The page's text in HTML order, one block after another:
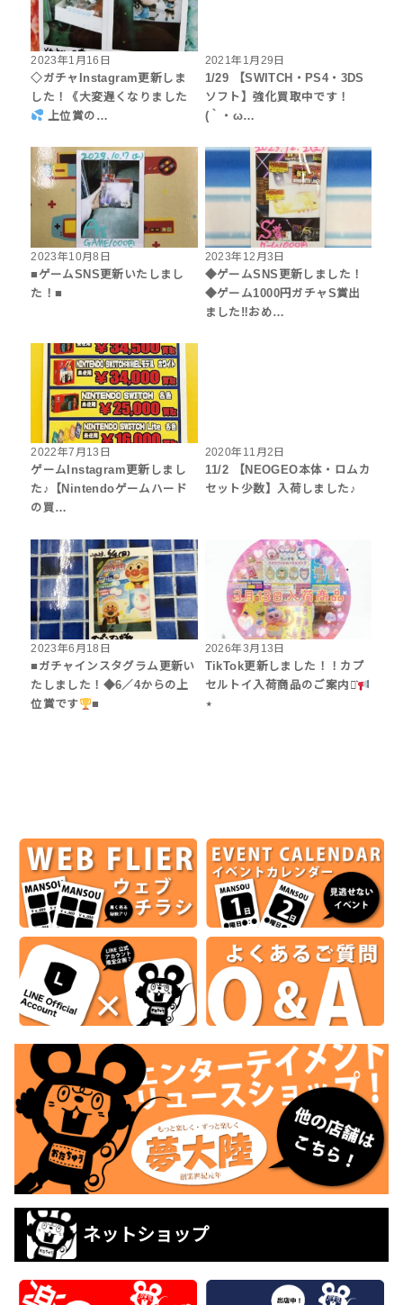
2023年1月16日
◇ガチャInstagram更新しま
した！《大変遅くなりました
上位賞の…
2021年1月29日
1/29 【SWITCH・PS4・3DS
ソフト】強化買取中です！
(｀・ω…
2023年10月8日
■ゲームSNS更新いたしまし
た！■
2023年12月3日
◆ゲームSNS更新しました！
◆ゲーム1000円ガチャS賞出
ました‼︎おめ…
2022年7月13日
ゲームInstagram更新しまし
た♪【Nintendoゲームハード
の買…
2020年11月2日
11/2 【NEOGEO本体・ロムカ
セット少数】入荷しました♪
2023年6月18日
■ガチャインスタグラム更新い
たしました！◆6／4からの上
位賞です
■
2026年3月13日
TikTok更新しました！！カプ
セルトイ入荷商品のご案内⋆͛
⋆
ネットショップ